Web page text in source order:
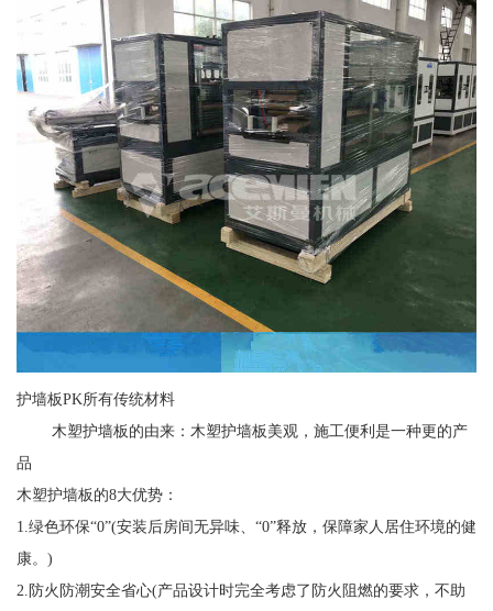
护墙板PK所有传统材料
木塑护墙板的由来：木塑护墙板美观，施工便利是一种更的产
品
木塑护墙板的8大优势：
1.绿色环保“0”(安装后房间无异味、“0”释放，保障家人居住环境的健
康。)
2.防火防潮安全省心(产品设计时完全考虑了防火阻燃的要求，不助